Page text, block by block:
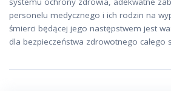
personelu medycznego i ich rodzin na
śmierci będącej jego następstwem jest
dla bezpieczeństwa zdrowotnego całego